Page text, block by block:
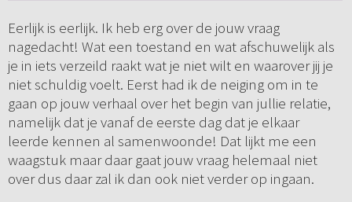
Eerlijk is eerlijk. Ik heb erg over de jouw vraag
nagedacht! Wat een toestand en wat afschuwelijk als
je in iets verzeild raakt wat je niet wilt en waarover jij je
niet schuldig voelt. Eerst had ik de neiging om in te
gaan op jouw verhaal over het begin van jullie relatie,
namelijk dat je vanaf de eerste dag dat je elkaar
leerde kennen al samenwoonde! Dat lijkt me een
waagstuk maar daar gaat jouw vraag helemaal niet
over dus daar zal ik dan ook niet verder op ingaan.